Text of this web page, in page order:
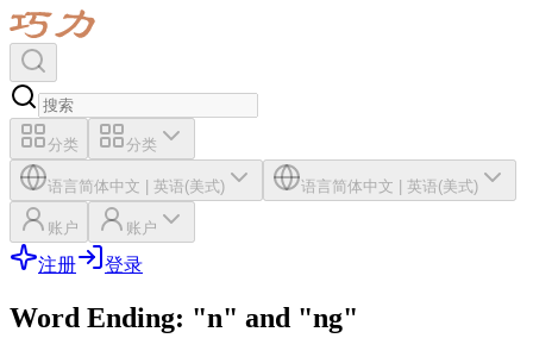
分类 分类
语言简体中文 | 英语(美式) 语言简体中文 | 英语(美式)
账户 账户
注册 登录
Word Ending: "n" and "ng"